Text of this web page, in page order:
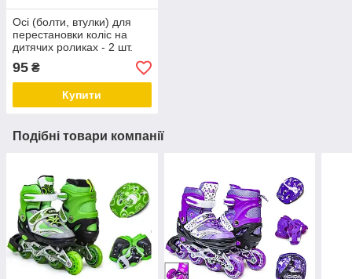
Осі (болти, втулки) для
перестановки коліс на
дитячих роликах - 2 шт.
95 ₴
Купити
Подібні товари компанії